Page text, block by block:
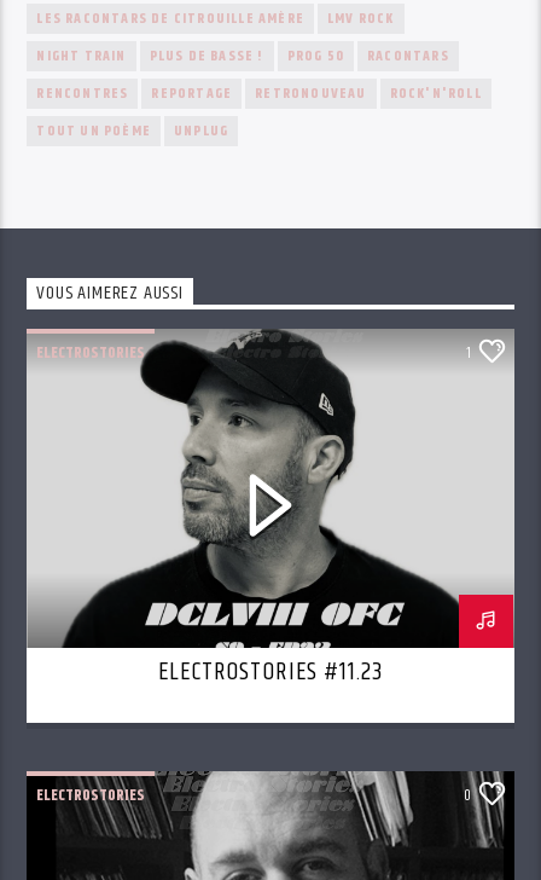
LES RACONTARS DE CITROUILLE AMÈRE
LMV ROCK
NIGHT TRAIN
PLUS DE BASSE ! PROG 50
RACONTARS
RENCONTRES
REPORTAGE RETRONOUVEAU
ROCK'N'ROLL
TOUT UN POÈME
UNPLUG
VOUS AIMEREZ AUSSI
ELECTROSTORIES 1
ELECTROSTORIES #11.23
ELECTROSTORIES 0